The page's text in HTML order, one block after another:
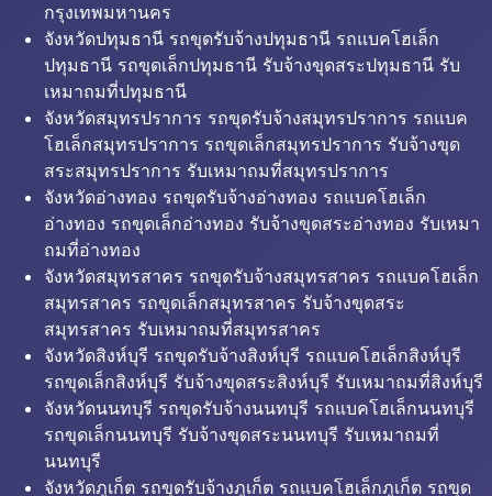
กรุงเทพมหานคร
จังหวัดปทุมธานี รถขุดรับจ้างปทุมธานี รถแบคโฮเล็ก
ปทุมธานี รถขุดเล็กปทุมธานี รับจ้างขุดสระปทุมธานี รับ
เหมาถมที่ปทุมธานี
จังหวัดสมุทรปราการ รถขุดรับจ้างสมุทรปราการ รถแบค
โฮเล็กสมุทรปราการ รถขุดเล็กสมุทรปราการ รับจ้างขุด
สระสมุทรปราการ รับเหมาถมที่สมุทรปราการ
จังหวัดอ่างทอง รถขุดรับจ้างอ่างทอง รถแบคโฮเล็ก
อ่างทอง รถขุดเล็กอ่างทอง รับจ้างขุดสระอ่างทอง รับเหมา
ถมที่อ่างทอง
จังหวัดสมุทรสาคร รถขุดรับจ้างสมุทรสาคร รถแบคโฮเล็ก
สมุทรสาคร รถขุดเล็กสมุทรสาคร รับจ้างขุดสระ
สมุทรสาคร รับเหมาถมที่สมุทรสาคร
จังหวัดสิงห์บุรี รถขุดรับจ้างสิงห์บุรี รถแบคโฮเล็กสิงห์บุรี
รถขุดเล็กสิงห์บุรี รับจ้างขุดสระสิงห์บุรี รับเหมาถมที่สิงห์บุรี
จังหวัดนนทบุรี รถขุดรับจ้างนนทบุรี รถแบคโฮเล็กนนทบุรี
รถขุดเล็กนนทบุรี รับจ้างขุดสระนนทบุรี รับเหมาถมที่
นนทบุรี
จังหวัดภูเก็ต รถขุดรับจ้างภูเก็ต รถแบคโฮเล็กภูเก็ต รถขุด